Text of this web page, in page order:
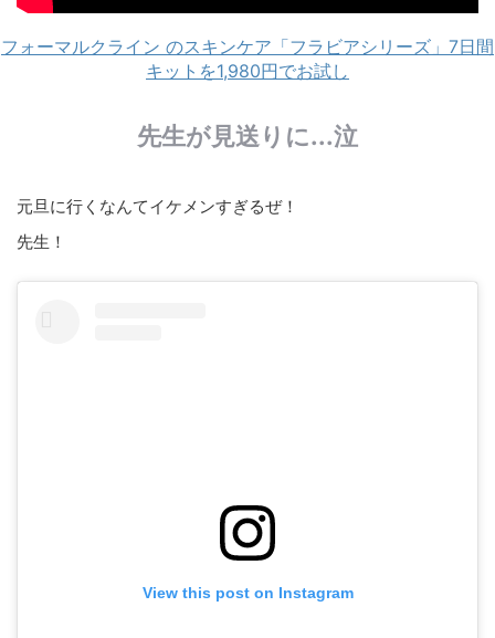
フォーマルクライン のスキンケア「フラビアシリーズ」7日間
キットを1,980円でお試し
先生が見送りに...泣
元旦に行くなんてイケメンすぎるぜ！
先生！
View this post on Instagram